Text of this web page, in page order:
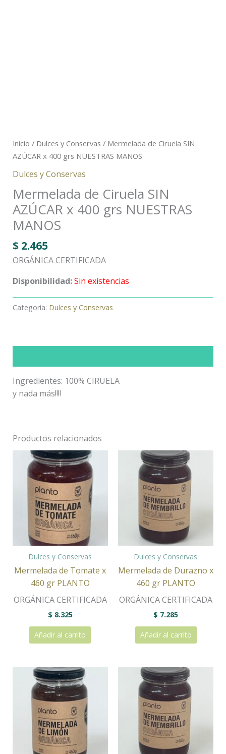
Inicio / Dulces y Conservas / Mermelada de Ciruela SIN
AZÚCAR x 400 grs NUESTRAS MANOS
Dulces y Conservas
Mermelada de Ciruela SIN
AZÚCAR x 400 grs NUESTRAS
MANOS
$2.465
ORGÁNICA CERTIFICADA
Disponibilidad:Sin existencias
Categoría: Dulces y Conservas
Ingredientes: 100% CIRUELA
y nada más!!!!
Productos relacionados
Dulces y Conservas
Mermelada de Tomate x
460 gr PLANTO
ORGÁNICA CERTIFICADA
$ 8.325
Añadir al carrito
Dulces y Conservas
Mermelada de Durazno x
460 gr PLANTO
ORGÁNICA CERTIFICADA
$ 7.285
Añadir al carrito